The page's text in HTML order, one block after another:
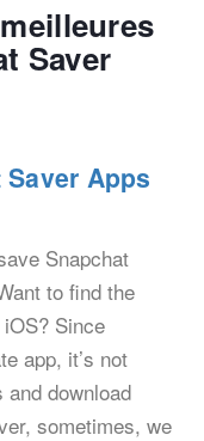
Saver
Apps
Snapchat
to find the
Since
app, it’s not
download
sometimes, we